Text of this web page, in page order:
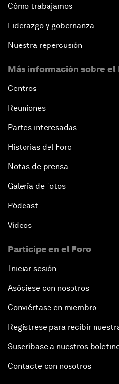
Cómo trabajamos
Liderazgo y gobernanza
Nuestra repercusión
Más información sobre el
Centros
Reuniones
Partes interesadas
Historias del Foro
Notas de prensa
Galería de fotos
Pódcast
Vídeos
Participe en el Foro
Iniciar sesión
Asóciese con nosotros
Conviértase en miembro
Regístrese para recibir
Suscríbase a nuestros
Contacte con nosotros